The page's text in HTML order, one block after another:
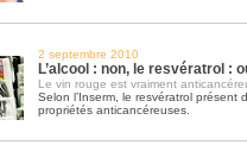
2 septembre 2010
L’alcool : non, le resvératrol :
Le vin rouge est vraiment
Selon l’Inserm, le resvératrol présent
propriétés anticancéreuses.